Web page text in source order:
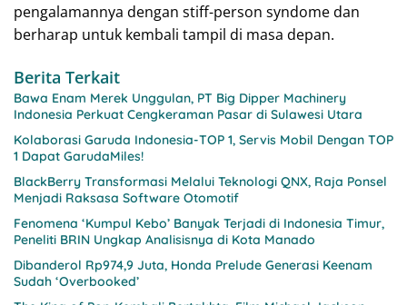
pengalamannya dengan stiff-person syndome dan
berharap untuk kembali tampil di masa depan.
Berita Terkait
Bawa Enam Merek Unggulan, PT Big Dipper Machinery
Indonesia Perkuat Cengkeraman Pasar di Sulawesi Utara
Kolaborasi Garuda Indonesia-TOP 1, Servis Mobil Dengan TOP
1 Dapat GarudaMiles!
BlackBerry Transformasi Melalui Teknologi QNX, Raja Ponsel
Menjadi Raksasa Software Otomotif
Fenomena ‘Kumpul Kebo’ Banyak Terjadi di Indonesia Timur,
Peneliti BRIN Ungkap Analisisnya di Kota Manado
Dibanderol Rp974,9 Juta, Honda Prelude Generasi Keenam
Sudah ‘Overbooked’